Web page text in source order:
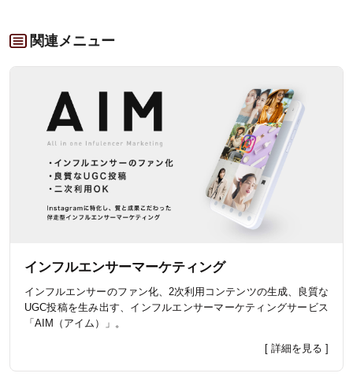
関連メニュー
インフルエンサーマーケティング
インフルエンサーのファン化、2次利用コンテンツの生成、良質な
UGC投稿を生み出す、インフルエンサーマーケティングサービス
「AIM（アイム）」。
[ 詳細を見る ]